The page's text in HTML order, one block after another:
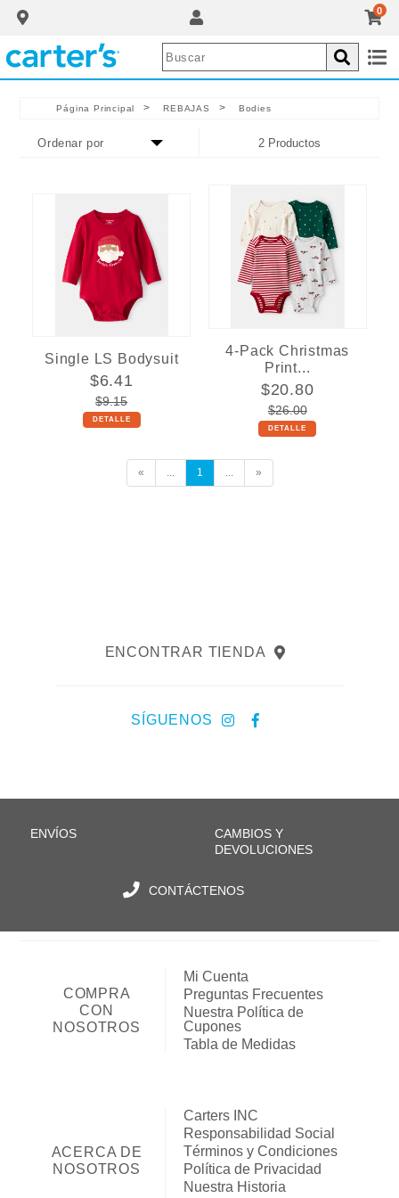
0
Página Principal > REBAJAS > Bodies
2 Productos
Single LS Bodysuit
$6.41
$9.15
DETALLE
4-Pack Christmas
Print...
$20.80
$26.00
DETALLE
« 1 »
ENCONTRAR TIENDA
SÍGUENOS
ENVÍOS
CAMBIOS Y
DEVOLUCIONES
CONTÁCTENOS
COMPRA
CON
NOSOTROS
Mi Cuenta
Preguntas Frecuentes
Nuestra Política de
Cupones
Tabla de Medidas
ACERCA DE
NOSOTROS
Carters INC
Responsabilidad Social
Términos y Condiciones
Política de Privacidad
Nuestra Historia